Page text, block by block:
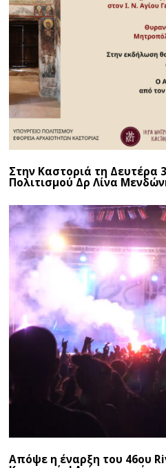
Στην Καστοριά τη Δευτέρα
Πολιτισμού Δρ Λίνα
Απόψε η έναρξη του 46ου